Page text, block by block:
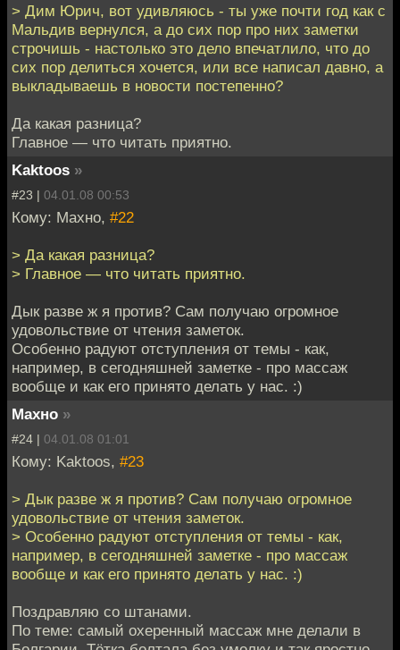
> Дим Юрич, вот удивляюсь - ты уже почти год как с
Мальдив вернулся, а до сих пор про них заметки
строчишь - настолько это дело впечатлило, что до
сих пор делиться хочется, или все написал давно, а
выкладываешь в новости постепенно?
Да какая разница?
Главное — что читать приятно.
Kaktoos »
#23 | 04.01.08 00:53
Кому: Махно, #22
> Да какая разница?
> Главное — что читать приятно.
Дык разве ж я против? Сам получаю огромное
удовольствие от чтения заметок.
Особенно радуют отступления от темы - как,
например, в сегодняшней заметке - про массаж
вообще и как его принято делать у нас. :)
Махно »
#24 | 04.01.08 01:01
Кому: Kaktoos, #23
> Дык разве ж я против? Сам получаю огромное
удовольствие от чтения заметок.
> Особенно радуют отступления от темы - как,
например, в сегодняшней заметке - про массаж
вообще и как его принято делать у нас. :)
Поздравляю со штанами.
По теме: самый охеренный массаж мне делали в